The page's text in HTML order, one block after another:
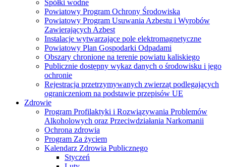
Spółki wodne
Powiatowy Program Ochrony Środowiska
Powiatowy Program Usuwania Azbestu i Wyrobów
Zawierających Azbest
Instalacje wytwarzające pole elektromagnetyczne
Powiatowy Plan Gospodarki Odpadami
Obszary chronione na terenie powiatu kaliskiego
Publicznie dostępny wykaz danych o środowisku i jego
ochronie
Rejestracja przetrzymywanych zwierząt podlegających
ograniczeniom na podstawie przepisów UE
Zdrowie
Program Profilaktyki i Rozwiązywania Problemów
Alkoholowych oraz Przeciwdziałania Narkomanii
Ochrona zdrowia
Program Za życiem
Kalendarz Zdrowia Publicznego
Styczeń